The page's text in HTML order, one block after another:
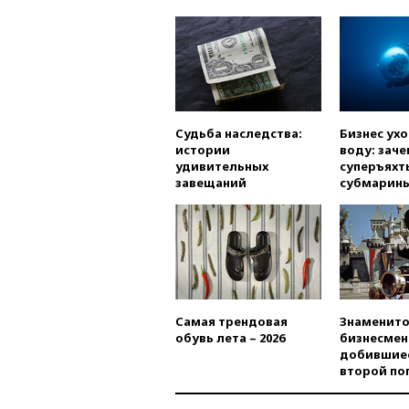
Судьба наследства:
истории
удивительных
завещаний
Бизнес
воду:
Самая трендовая
обувь лета – 2026
второй